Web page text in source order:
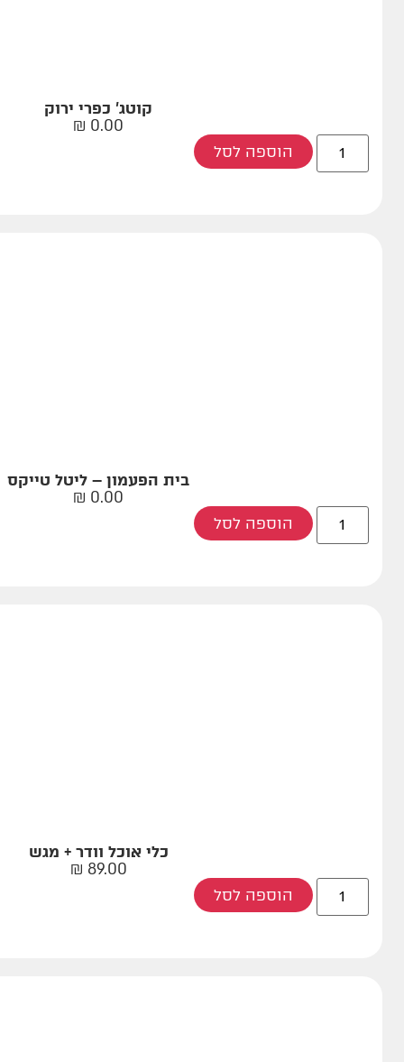
קוטג' כפרי ירוק
0.00
₪
הוספה לסל
בית הפעמון – ליטל טייקס
0.00
₪
הוספה לסל
כלי אוכל וודר + מגש
89.00
₪
הוספה לסל